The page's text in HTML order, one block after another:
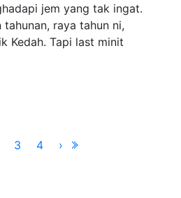
jem yang tak ingat.
raya tahun ni,
Kedah. Tapi last minit
3 4 ›